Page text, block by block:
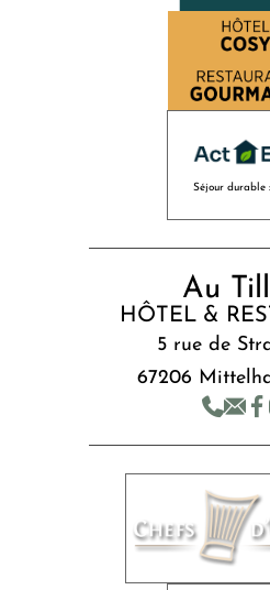
Séjour durable
Au
HÔTEL &
5 rue de
67206